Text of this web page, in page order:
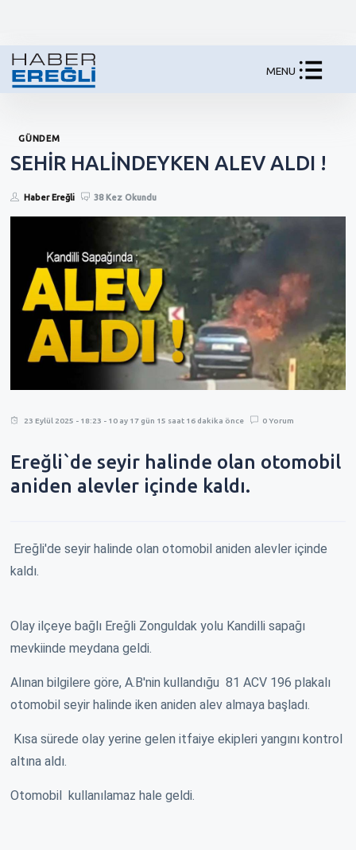
MENU
GÜNDEM
SEHİR HALİNDEYKEN ALEV ALDI !
Haber Ereğli 38 Kez Okundu
23 Eylül 2025 - 18:23 - 10 ay 17 gün 15 saat 16 dakika önce 0 Yorum
Ereğli`de seyir halinde olan otomobil
aniden alevler içinde kaldı.
Ereğli'de seyir halinde olan otomobil aniden alevler içinde
kaldı.
Olay ilçeye bağlı Ereğli Zonguldak yolu Kandilli sapağı
mevkiinde meydana geldi.
Alınan bilgilere göre, A.B'nin kullandığu 81 ACV 196 plakalı
otomobil seyir halinde iken aniden alev almaya başladı.
Kısa sürede olay yerine gelen itfaiye ekipleri yangını kontrol
altına aldı.
Otomobil kullanılamaz hale geldi.